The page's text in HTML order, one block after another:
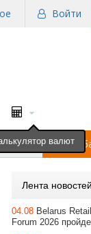
Войти
Лента новостей
04.08 Belarus
Forum 2026
валют